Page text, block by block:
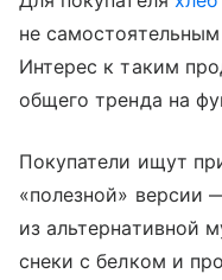
не
Интерес к таким
общего тренда на
Покупатели ищут
«полезной» версии
из альтернативной
снеки с белком и